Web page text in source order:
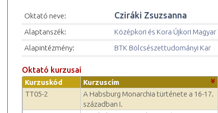
Oktató neve: Cziráki Zsuzsanna
Alaptanszék:
Középkori és Kora Újkori
Alapintézmény:
BTK Bölcsészettudományi Kar
Oktató kurzusai
Kurzuskód
Kurzuscím
TT05-2
A Habsburg Monarchia türténete a 16-17.
században I.